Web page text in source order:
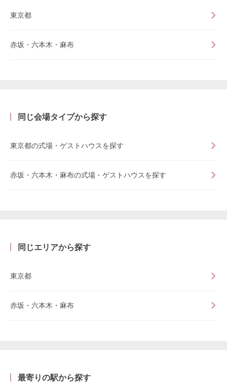
東京都
赤坂・六本木・麻布
同じ会場タイプから探す
東京都の式場・ゲストハウスを探す
赤坂・六本木・麻布の式場・ゲストハウスを探す
同じエリアから探す
東京都
赤坂・六本木・麻布
最寄りの駅から探す